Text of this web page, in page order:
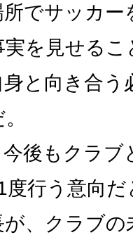
でサッカ
実を見せる
身と向き合
後もクラブ
度行う意向
が、クラブ